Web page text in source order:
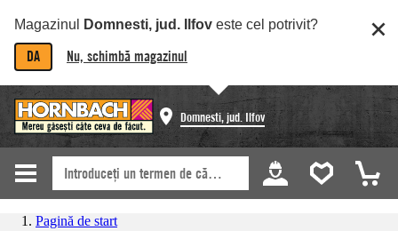
Magazinul Domnesti, jud. Ilfov este cel potrivit?
DA Nu, schimbă magazinul
Domnesti, jud. Ilfov
Pagină de start